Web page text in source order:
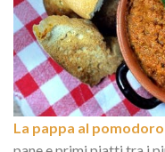
La pappa al pomodoro